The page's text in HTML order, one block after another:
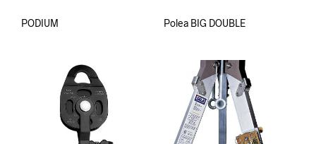
PODIUM Polea BIG DOUBLE